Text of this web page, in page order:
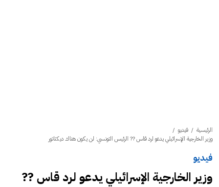
الرئيسية / فيديو /
وزير الخارجية الإسرائيلي يدعو لرد قاس ?? الرئيس التونسي: لن يكون هناك ديكتاتور
فيديو
وزير الخارجية الإسرائيلي يدعو لرد قاس ??